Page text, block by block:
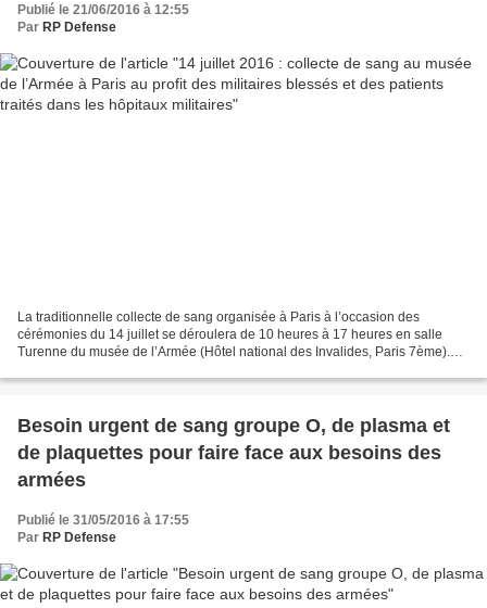
Publié le 21/06/2016 à 12:55
Par RP Defense
La traditionnelle collecte de sang organisée à Paris à l’occasion des
cérémonies du 14 juillet se déroulera de 10 heures à 17 heures en salle
Turenne du musée de l’Armée (Hôtel national des Invalides, Paris 7ème).
Besoin urgent de sang groupe O, de plasma et
de plaquettes pour faire face aux besoins des
armées
Publié le 31/05/2016 à 17:55
Par RP Defense